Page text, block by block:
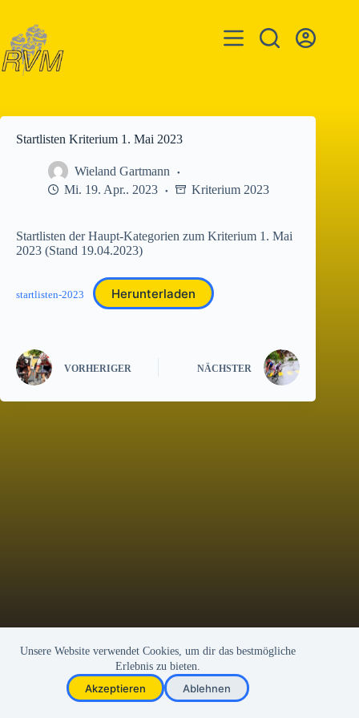
springen
Unsere Website verwendet Cookies, um dir das bestmögliche
Erlebnis zu bieten.
Akzeptieren Ablehnen
Startlisten Kriterium 1. Mai 2023
Wieland Gartmann
Mi. 19. Apr.. 2023
Kriterium 2023
Startlisten der Haupt-Kategorien zum Kriterium 1. Mai
2023 (Stand 19.04.2023)
startlisten-2023 Herunterladen
VORHERIGER NÄCHSTER
Kontakt
Datenschutz